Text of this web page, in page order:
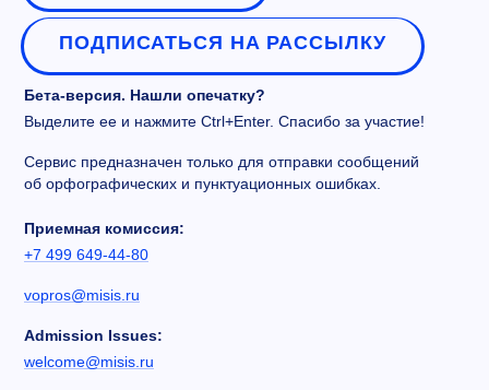
ПОДПИСАТЬСЯ НА РАССЫЛКУ
Бета-версия. Нашли опечатку?
Выделите ее и нажмите Ctrl+Enter. Спасибо за участие!
Сервис предназначен только для отправки сообщений
об орфографических и пунктуационных ошибках.
Приемная комиссия:
+7 499 649-44-80
vopros@misis.ru
Admission Issues:
welcome@misis.ru